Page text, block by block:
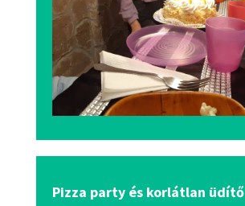
Pizza party és korlátlan üdítő